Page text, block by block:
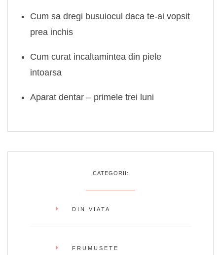
Cum sa dregi busuiocul daca te-ai vopsit
prea inchis
Cum curat incaltamintea din piele
intoarsa
Aparat dentar – primele trei luni
CATEGORII:
DIN VIATA
FRUMUSETE